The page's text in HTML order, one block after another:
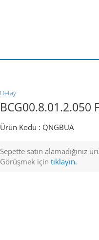
Detay
BCG00.8.01.2.050
Ürün Kodu : QNGBUA
Sepette satın alamadığınız
Görüşmek için tıklayın.